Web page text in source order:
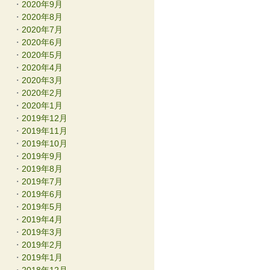
2020年9月
2020年8月
2020年7月
2020年6月
2020年5月
2020年4月
2020年3月
2020年2月
2020年1月
2019年12月
2019年11月
2019年10月
2019年9月
2019年8月
2019年7月
2019年6月
2019年5月
2019年4月
2019年3月
2019年2月
2019年1月